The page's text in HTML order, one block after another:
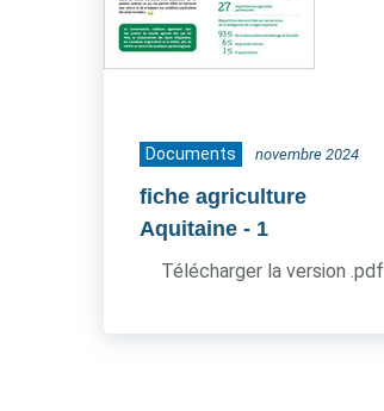
Documents novembre 2024
fiche agriculture
Aquitaine - 1
Télécharger la version .pdf